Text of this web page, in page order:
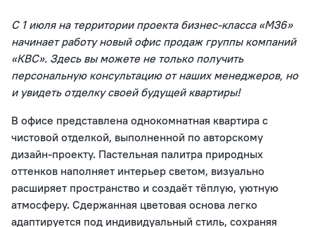
С 1 июля на территории проекта бизнес-класса «М36»
начинает работу новый офис продаж группы компаний
«КВС». Здесь вы можете не только получить
персональную консультацию от наших менеджеров, но
и увидеть отделку своей будущей квартиры!
В офисе представлена однокомнатная квартира с
чистовой отделкой, выполненной по авторскому
дизайн-проекту. Пастельная палитра природных
оттенков наполняет интерьер светом, визуально
расширяет пространство и создаёт тёплую, уютную
атмосферу. Сдержанная цветовая основа легко
адаптируется под индивидуальный стиль, сохраняя